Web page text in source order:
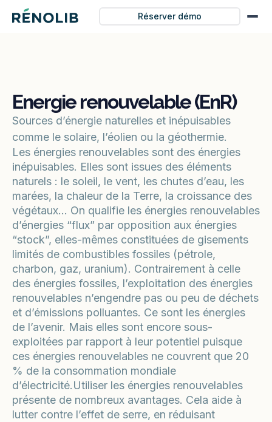
Réserver démo
Energie renouvelable (EnR)
Sources d’énergie naturelles et inépuisables
comme le solaire, l’éolien ou la géothermie.
Les énergies renouvelables sont des énergies
inépuisables. Elles sont issues des éléments
naturels : le soleil, le vent, les chutes d’eau, les
marées, la chaleur de la Terre, la croissance des
végétaux… On qualifie les énergies renouvelables
d’énergies “flux” par opposition aux énergies
“stock”, elles-mêmes constituées de gisements
limités de combustibles fossiles (pétrole,
charbon, gaz, uranium). Contrairement à celle
des énergies fossiles, l’exploitation des énergies
renouvelables n’engendre pas ou peu de déchets
et d’émissions polluantes. Ce sont les énergies
de l’avenir. Mais elles sont encore sous-
exploitées par rapport à leur potentiel puisque
ces énergies renouvelables ne couvrent que 20
% de la consommation mondiale
d’électricité.Utiliser les énergies renouvelables
présente de nombreux avantages. Cela aide à
lutter contre l’effet de serre, en réduisant